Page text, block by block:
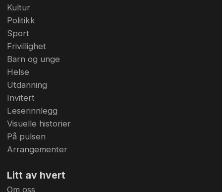
Kultur
Politikk
Sport
Frivillighet
Barn og unge
Helse
Utdanning
Invitert
Leserinnlegg
Visuelle historier
På pulsen
Arrangementer
Litt av hvert
Om oss